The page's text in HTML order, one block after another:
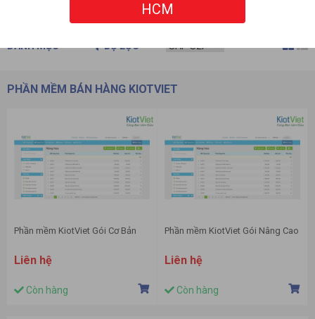
DANH MỤC BỘ LỌC
PHẦN MỀM BÁN HÀNG KIOTVIET
Phần mềm KiotViet Gói Cơ Bản
Liên hệ
Còn hàng
Phần mềm KiotViet Gói Nâng Cao
Liên hệ
Còn hàng
HCM